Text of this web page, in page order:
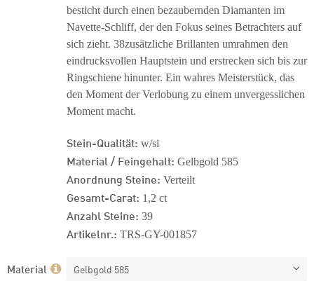
besticht durch einen bezaubernden Diamanten im
Navette-Schliff, der den Fokus seines Betrachters auf
sich zieht. 38zusätzliche Brillanten umrahmen den
eindrucksvollen Hauptstein und erstrecken sich bis zur
Ringschiene hinunter. Ein wahres Meisterstück, das
den Moment der Verlobung zu einem unvergesslichen
Moment macht.
Stein-Qualität: w/si
Material / Feingehalt: Gelbgold 585
Anordnung Steine: Verteilt
Gesamt-Carat: 1,2 ct
Anzahl Steine: 39
Artikelnr.: TRS-GY-001857
Material Gelbgold 585